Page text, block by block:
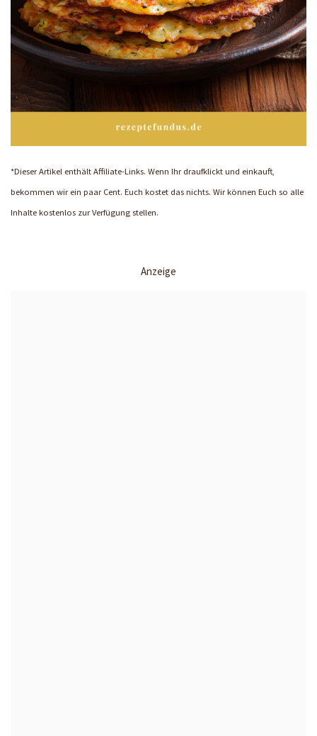
*Dieser Artikel enthält Affiliate-Links. Wenn Ihr draufklickt und einkauft,
bekommen wir ein paar Cent. Euch kostet das nichts. Wir können Euch so alle
Inhalte kostenlos zur Verfügung stellen.
Anzeige